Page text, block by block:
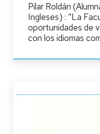
Pilar Roldán
Ingleses) : “La
oportunidades de
con los idiomas